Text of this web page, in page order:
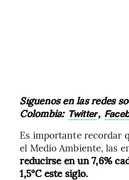
Síguenos en las redes
Colombia: Twitter,
Es importante recordar
el Medio Ambiente, las
reducirse en un 7,6%
1,5°C este siglo.